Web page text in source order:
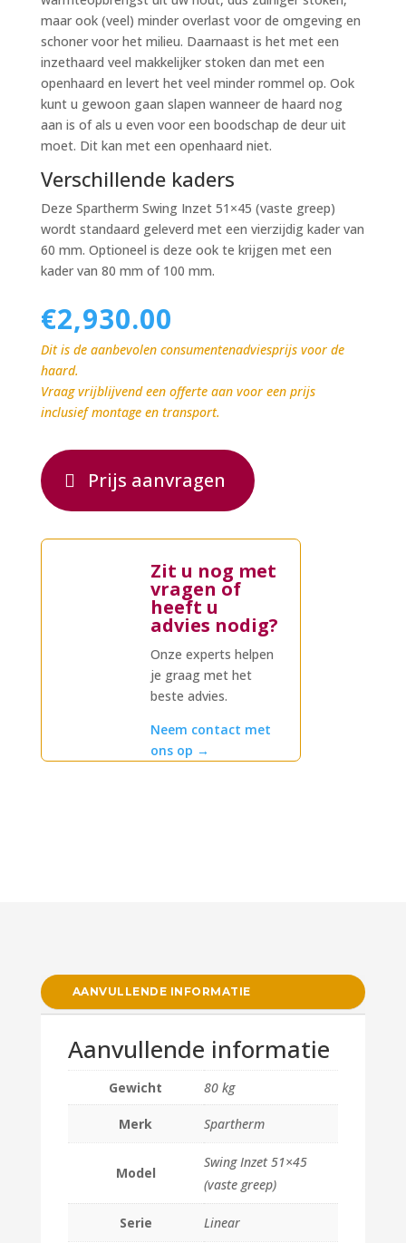
maar ook (veel) minder overlast voor de omgeving en
schoner voor het milieu. Daarnaast is het met een
inzethaard veel makkelijker stoken dan met een
openhaard en levert het veel minder rommel op. Ook
kunt u gewoon gaan slapen wanneer de haard nog
aan is of als u even voor een boodschap de deur uit
moet. Dit kan met een openhaard niet.
Verschillende kaders
Deze Spartherm Swing Inzet 51×45 (vaste greep)
wordt standaard geleverd met een vierzijdig kader van
60 mm. Optioneel is deze ook te krijgen met een
kader van 80 mm of 100 mm.
€2,930.00
Dit is de aanbevolen consumentenadviesprijs voor de
haard.
Vraag vrijblijvend een offerte aan voor een prijs
inclusief montage en transport.
Prijs aanvragen
Zit u nog met
vragen of
heeft u
advies nodig?
Onze experts helpen
je graag met het
beste advies.
Neem contact met
ons op →
AANVULLENDE INFORMATIE
Aanvullende informatie
Gewicht 80 kg
Merk Spartherm
Model
Swing Inzet 51×45
(vaste greep)
Serie Linear